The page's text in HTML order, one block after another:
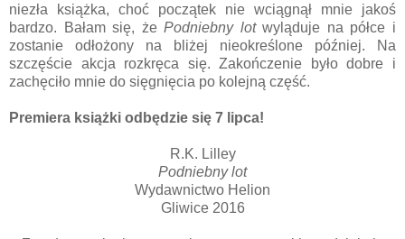
niezła książka, choć początek nie wciągnął mnie jakoś
bardzo. Bałam się, żePodniebny lotwyląduje na półce i
zostanie odłożony na bliżej nieokreślone później. Na
szczęście akcja rozkręca się. Zakończenie było dobre i
zachęciło mnie do sięgnięcia po kolejną część.
Premiera książki odbędzie się 7 lipca!
R.K. Lilley
Podniebny lot
Wydawnictwo Helion
Gliwice 2016